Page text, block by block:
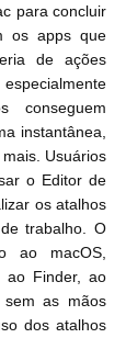
para concluir
os apps que
de ações
conseguem
instantânea,
Usuários
o Editor de
os atalhos
trabalho. O
ao macOS,
ao Finder, ao
as mãos
dos atalhos